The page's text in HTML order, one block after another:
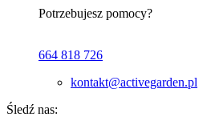
Potrzebujesz pomocy?
664 818 726
kontakt@activegarden.pl
Śledź nas: